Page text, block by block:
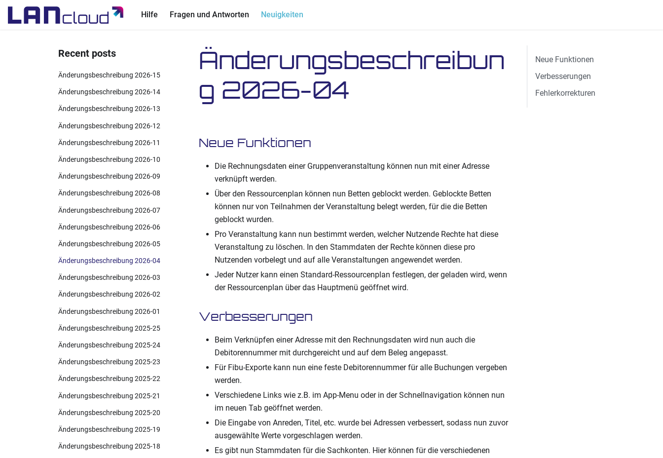
Hilfe Fragen und Antworten Neuigkeiten
Recent posts
Änderungsbeschreibung 2026-15
Änderungsbeschreibung 2026-14
Änderungsbeschreibung 2026-13
Änderungsbeschreibung 2026-12
Änderungsbeschreibung 2026-11
Änderungsbeschreibung 2026-10
Änderungsbeschreibung 2026-09
Änderungsbeschreibung 2026-08
Änderungsbeschreibung 2026-07
Änderungsbeschreibung 2026-06
Änderungsbeschreibung 2026-05
Änderungsbeschreibung 2026-04
Änderungsbeschreibung 2026-03
Änderungsbeschreibung 2026-02
Änderungsbeschreibung 2026-01
Änderungsbeschreibung 2025-25
Änderungsbeschreibung 2025-24
Änderungsbeschreibung 2025-23
Änderungsbeschreibung 2025-22
Änderungsbeschreibung 2025-21
Änderungsbeschreibung 2025-20
Änderungsbeschreibung 2025-19
Änderungsbeschreibung 2025-18
Änderungsbeschreibun
g 2026-04
Neue Funktionen
Die Rechnungsdaten einer Gruppenveranstaltung können nun mit einer Adresse
verknüpft werden.
Über den Ressourcenplan können nun Betten geblockt werden. Geblockte Betten
können nur von Teilnahmen der Veranstaltung belegt werden, für die die Betten
geblockt wurden.
Pro Veranstaltung kann nun bestimmt werden, welcher Nutzende Rechte hat diese
Veranstaltung zu löschen. In den Stammdaten der Rechte können diese pro
Nutzenden vorbelegt und auf alle Veranstaltungen angewendet werden.
Jeder Nutzer kann einen Standard-Ressourcenplan festlegen, der geladen wird, wenn
der Ressourcenplan über das Hauptmenü geöffnet wird.
Verbesserungen
Beim Verknüpfen einer Adresse mit den Rechnungsdaten wird nun auch die
Debitorennummer mit durchgereicht und auf dem Beleg angepasst.
Für Fibu-Exporte kann nun eine feste Debitorennummer für alle Buchungen vergeben
werden.
Verschiedene Links wie z.B. im App-Menu oder in der Schnellnavigation können nun
im neuen Tab geöffnet werden.
Die Eingabe von Anreden, Titel, etc. wurde bei Adressen verbessert, sodass nun zuvor
ausgewählte Werte vorgeschlagen werden.
Es gibt nun Stammdaten für die Sachkonten. Hier können für die verschiedenen
Neue Funktionen
Verbesserungen
Fehlerkorrekturen